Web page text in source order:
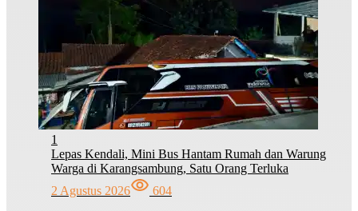
1
Lepas Kendali, Mini Bus Hantam Rumah dan Warung
Warga di Karangsambung, Satu Orang Terluka
2 Agustus 2026
604